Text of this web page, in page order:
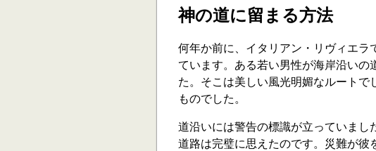
神の道に留まる方法
何年か前に、イタリアン・リヴィエラ
ています。ある若い男性が海岸沿いの
た。そこは美しい風光明媚なルート
ものでした。
道沿いには警告の標識が立っていま
道路は完璧に思えたのです。災難が